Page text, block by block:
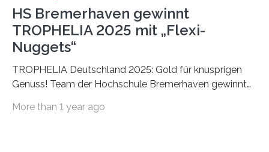
HS Bremerhaven gewinnt
TROPHELIA 2025 mit „Flexi-
Nuggets“
TROPHELIA Deutschland 2025: Gold für knusprigen
Genuss! Team der Hochschule Bremerhaven gewinnt
ECOTROPHELIAMit der Produktidee “Flexi-Nuggets”
More than 1 year ago